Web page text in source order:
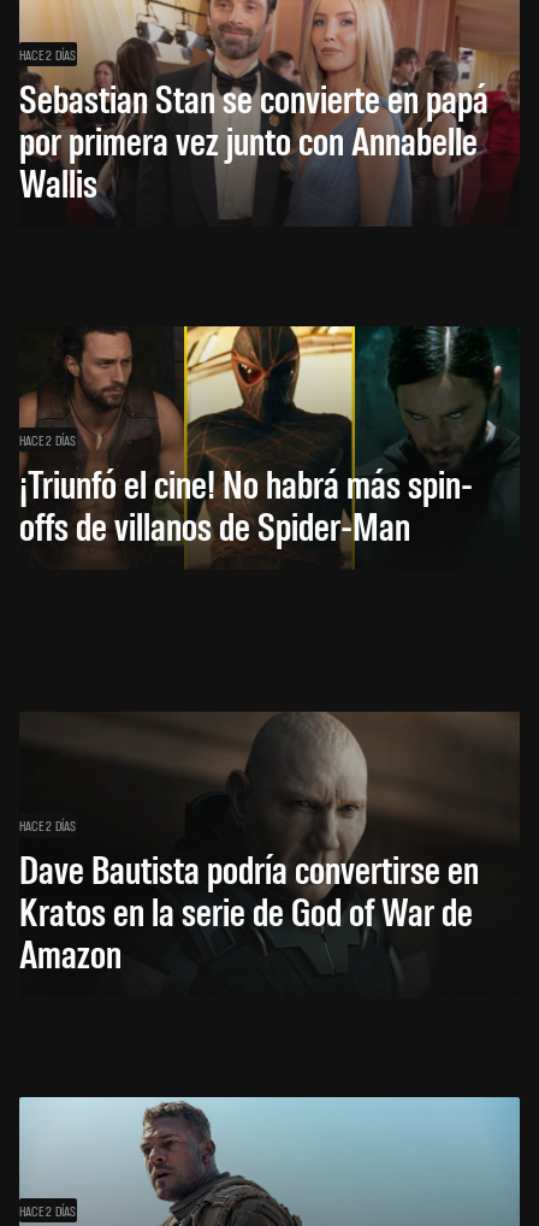
HACE 2 DÍAS
Sebastian Stan se convierte en papá
por primera vez junto con Annabelle
Wallis
HACE 2 DÍAS
¡Triunfó el cine! No habrá más spin-
offs de villanos de Spider-Man
HACE 2 DÍAS
Dave Bautista podría convertirse en
Kratos en la serie de God of War de
Amazon
HACE 2 DÍAS